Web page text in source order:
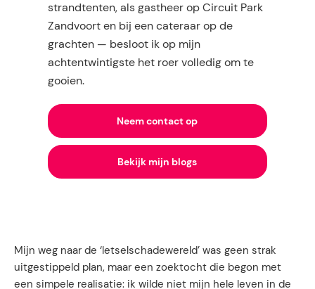
strandtenten, als gastheer op Circuit Park
Zandvoort en bij een cateraar op de
grachten — besloot ik op mijn
achtentwintigste het roer volledig om te
gooien.
Neem contact op
Bekijk mijn blogs
Mijn weg naar de ‘letselschadewereld’ was geen strak
uitgestippeld plan, maar een zoektocht die begon met
een simpele realisatie: ik wilde niet mijn hele leven in de